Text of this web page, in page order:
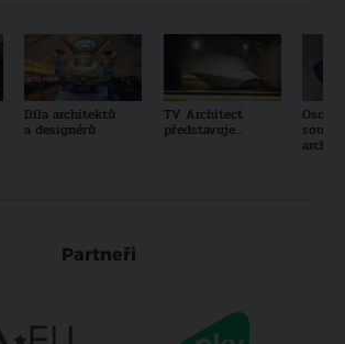
Díla architektů
a designérů
TV Architect
představuje...
Partneři